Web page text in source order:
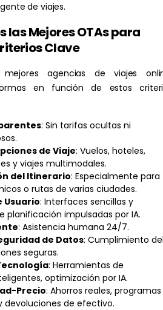
de viajes.
las Mejores OTAs para
Clave
agencias de viajes
en función de estos
: Sin tarifas ocultas ni
de Viaje: Vuelos, hoteles,
y viajes multimodales.
del Itinerario: Especialmente para
o rutas de varias ciudades.
Usuario: Interfaces sencillas y
planificación impulsadas por IA.
: Asistencia humana 24/7.
de Datos: Cumplimiento
seguras.
: Herramientas de
optimización por IA.
Precio: Ahorros reales, programas
devoluciones de efectivo.